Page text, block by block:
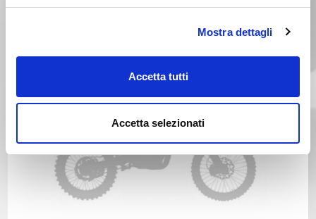
Mostra dettagli
Accetta tutti
Accetta selezionati